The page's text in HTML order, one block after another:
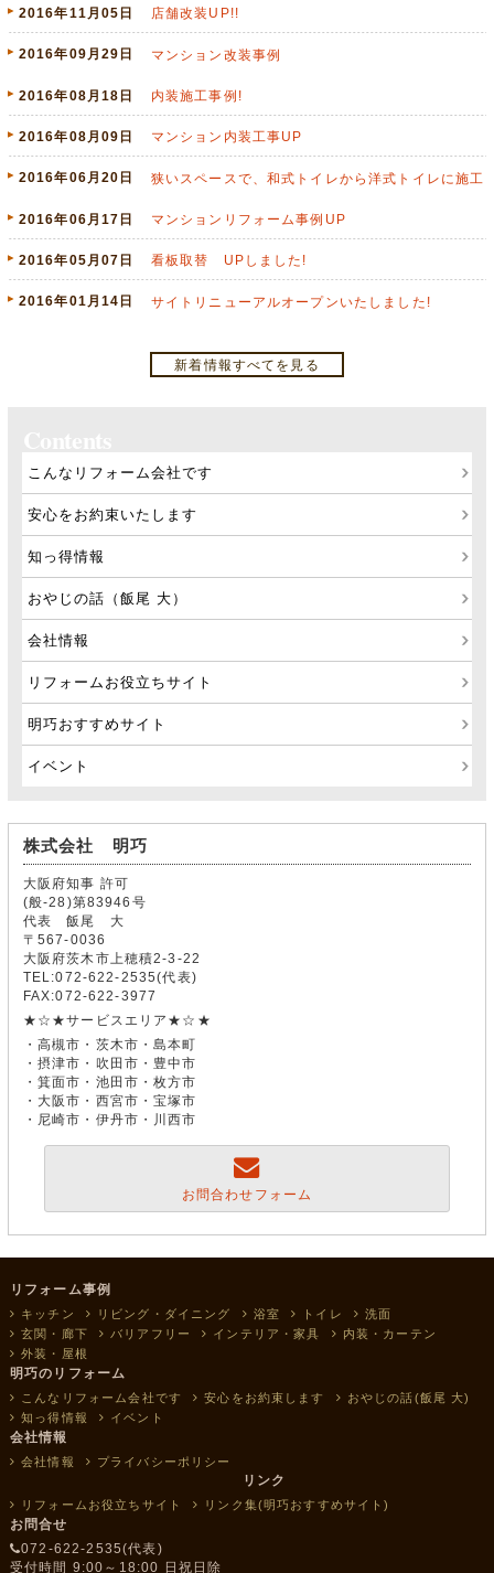
2016年11月05日 店舗改装UP!!
2016年09月29日 マンション改装事例
2016年08月18日 内装施工事例!
2016年08月09日 マンション内装工事UP
2016年06月20日 狭いスペースで、和式トイレから洋式トイレに施工
2016年06月17日 マンションリフォーム事例UP
2016年05月07日 看板取替 UPしました!
2016年01月14日 サイトリニューアルオープンいたしました!
新着情報すべてを見る
こんなリフォーム会社です
安心をお約束いたします
知っ得情報
おやじの話（飯尾 大）
会社情報
リフォームお役立ちサイト
明巧おすすめサイト
イベント
株式会社 明巧
大阪府知事 許可
(般-28)第83946号
代表 飯尾 大
〒567-0036
大阪府茨木市上穂積2-3-22
TEL:072-622-2535(代表)
FAX:072-622-3977
★☆★サービスエリア★☆★
・高槻市・茨木市・島本町
・摂津市・吹田市・豊中市
・箕面市・池田市・枚方市
・大阪市・西宮市・宝塚市
・尼崎市・伊丹市・川西市
お問合わせフォーム
リフォーム事例
キッチン リビング・ダイニング 浴室 トイレ
洗面
玄関・廊下
バリアフリー インテリア・家具
内装・カーテン
外装・屋根
明巧のリフォーム
こんなリフォーム会社です 安心をお約束します
おやじの話(飯尾 大)
知っ得情報
イベント
会社情報
会社情報 プライバシーポリシー
リンク
リフォームお役立ちサイト リンク集(明巧おすすめサイト)
お問合せ
072-622-2535(代表)
受付時間 9:00～18:00 日祝日除